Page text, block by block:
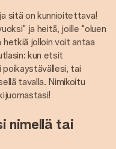
sitä on kunnioitettava!
ja heitä, joille "oluen
hetkiä jolloin voit antaa
kun etsit
poikaystävällesi, tai
tavalla. Nimikoitu
nimellä tai